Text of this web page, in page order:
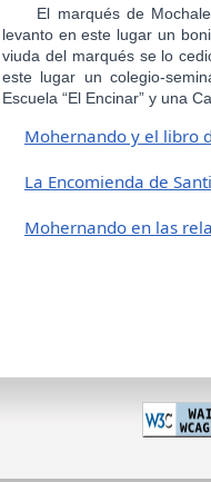
El marqués de
levanto en este lugar un
viuda del marqués se lo
este lugar un colegio-
Escuela “El Encinar” y una
Mohernando y el libro
La Encomienda de
Mohernando en las